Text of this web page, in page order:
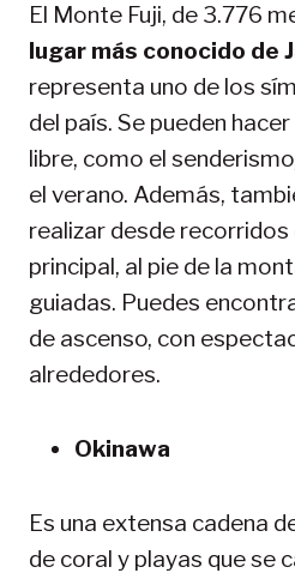
El Monte Fuji, de 3.776
lugar más conocido de
representa uno de los
del país. Se pueden
libre, como el
el verano. Además,
realizar desde recorridos
principal, al pie de la
guiadas. Puedes
de ascenso, con
alrededores.
Okinawa
Es una extensa cadena
de coral y playas que se